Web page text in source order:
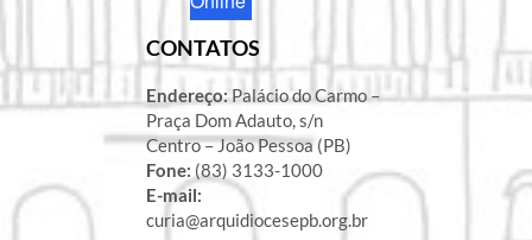
CONTATOS
Endereço:Palácio do Carmo –
Praça Dom Adauto, s/n
Centro – João Pessoa (PB)
Fone: (83) 3133-1000
E-mail:
curia@arquidiocesepb.org.br